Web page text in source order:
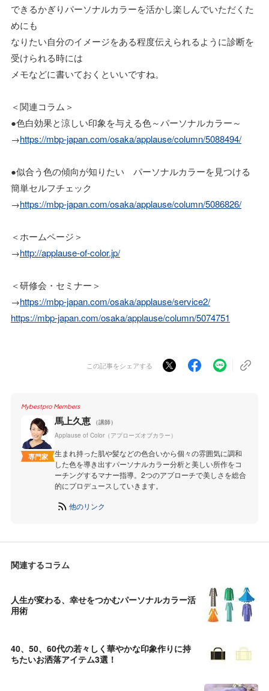
できるかぎりパーソナルカラーを活かし楽しんでいただくた
めにも
なりたい自分のイメージをある程度伝えられるように診断を
受けられる時には
メモなどに書いておくといいですね。
＜関連コラム＞
●色白効果と涼しい印象を与える色～パーソナルカラー～
→https://mbp-japan.com/osaka/applause/column/5088494/
●似合う色の傾向が知りたい パーソナルカラーを見つける
簡単セルフチェック
→https://mbp-japan.com/osaka/applause/column/5086826/
＜ホームページ＞
→http://applause-of-color.jp/
＜研修会・セミナー＞
→https://mbp-japan.com/osaka/applause/service2/
https://mbp-japan.com/osaka/applause/column/5074751
この記事をシェアする
Mybestpro Members
専門家
馬上久恵
（講師）
Applause of Color（アプローズオブカラー）
生まれ持った肌や髪などの色合いから個々の雰囲気に調和
した色を導き出すパーソナルカラー分析と美しい所作をコ
ーチングするマナー指導。2つのアプローチで美しさを総合
的にプロデュースしていきます。
他のリンク
関連するコラム
人生が変わる、幸せをつかむパーソナルカラー活
用術
40、50、60代の若々しく華やかな印象作りに持
ちたいお洒落アイテム3選！